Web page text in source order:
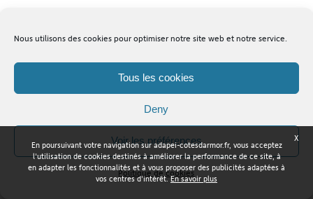
Nous utilisons des cookies pour optimiser notre site web et notre service.
Tous les cookies
Deny
Voir les préférences
Politique de cookies
X
En poursuivant votre navigation sur adapei-cotesdarmor.fr, vous acceptez
l'utilisation de cookies destinés à améliorer la performance de ce site, à
en adapter les fonctionnalités et à vous proposer des publicités adaptées à
vos centres d'intérêt.En savoir plus